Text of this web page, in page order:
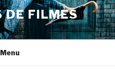
DE FILMES
Menu